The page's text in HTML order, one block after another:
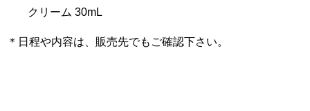
クリーム 30mL
＊日程や内容は、販売先でもご確認下さい。